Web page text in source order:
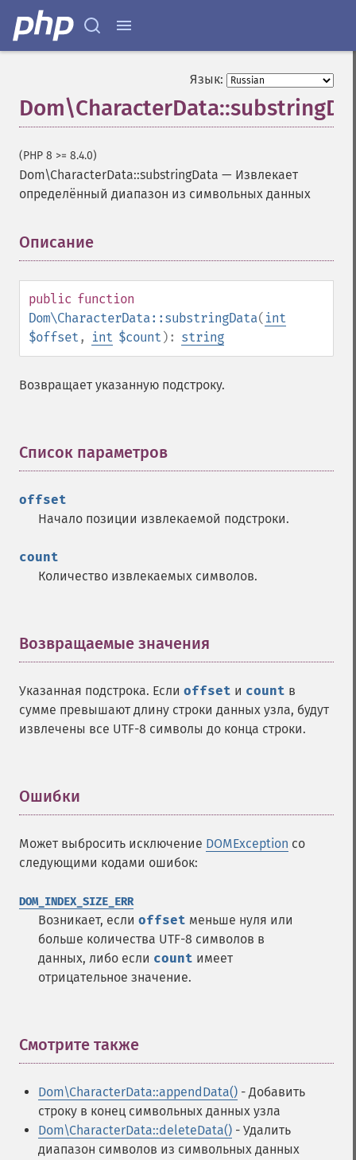
Язык:
(PHP 8 >= 8.4.0)
Dom\CharacterData::substringData — Извлекает
определённый диапазон из символьных данных
Описание
public function
Dom\CharacterData::substringData( int
$offset , int $count ): string
Возвращает указанную подстроку.
Список параметров
offset
Начало позиции извлекаемой подстроки.
count
Количество извлекаемых символов.
Возвращаемые значения
Указанная подстрока. Если offset и count в
сумме превышают длину строки данных узла, будут
извлечены все UTF-8 символы до конца строки.
Ошибки
Может выбросить исключение DOMException со
следующими кодами ошибок:
DOM_INDEX_SIZE_ERR
Возникает, если offset меньше нуля или
больше количества UTF-8 символов в
данных, либо если count имеет
отрицательное значение.
Смотрите также
Dom\CharacterData::appendData() - Добавить
строку в конец символьных данных узла
Dom\CharacterData::deleteData() - Удалить
диапазон символов из символьных данных